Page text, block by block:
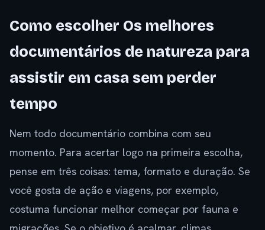
Como escolher Os melhores
documentários de natureza para
assistir em casa sem perder
tempo
Nem todo documentário combina com seu
momento. Para acertar logo na primeira escolha,
pense em três coisas: tema, formato e duração. Se
você gosta de ação e viagens, por exemplo,
costuma funcionar melhor começar por fauna e